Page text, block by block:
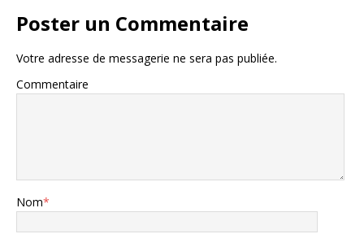
Poster un Commentaire
Votre adresse de messagerie ne sera pas publiée.
Commentaire
Nom*